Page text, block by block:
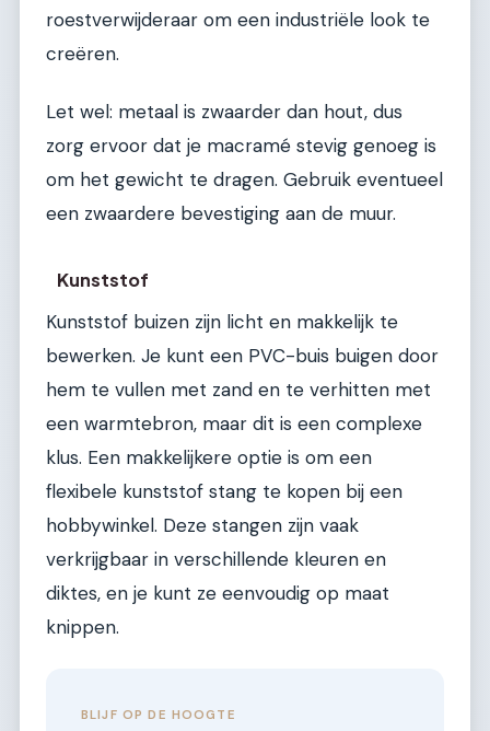
roestverwijderaar om een industriële look te
creëren.
Let wel: metaal is zwaarder dan hout, dus
zorg ervoor dat je macramé stevig genoeg is
om het gewicht te dragen. Gebruik eventueel
een zwaardere bevestiging aan de muur.
Kunststof
Kunststof buizen zijn licht en makkelijk te
bewerken. Je kunt een PVC-buis buigen door
hem te vullen met zand en te verhitten met
een warmtebron, maar dit is een complexe
klus. Een makkelijkere optie is om een
flexibele kunststof stang te kopen bij een
hobbywinkel. Deze stangen zijn vaak
verkrijgbaar in verschillende kleuren en
diktes, en je kunt ze eenvoudig op maat
knippen.
BLIJF OP DE HOOGTE